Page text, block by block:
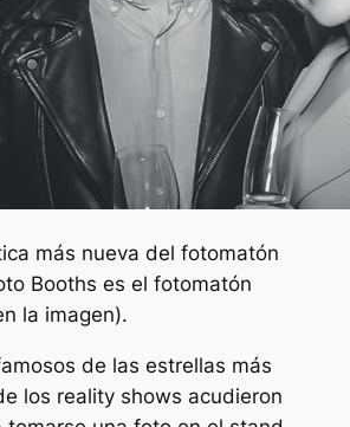
más nueva del fotomatón
Booths es el fotomatón
la imagen).
de las estrellas más
los reality shows acudieron